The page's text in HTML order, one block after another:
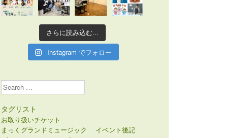
さらに読み込む...
Search
タグリスト